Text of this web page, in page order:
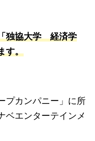
独協大学 経済学
す。
プカンパニー」に所
ベエンターテインメ